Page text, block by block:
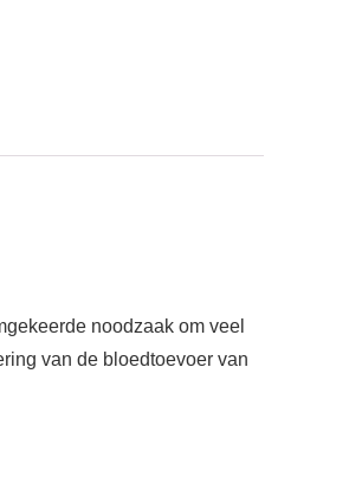
noodzaak om veel
van de bloedtoevoer van